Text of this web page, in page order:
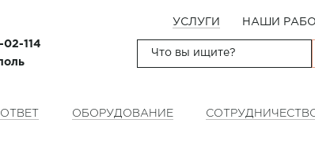
УСЛУГИ НАШИ
02-114
ОБОРУДОВАНИЕ